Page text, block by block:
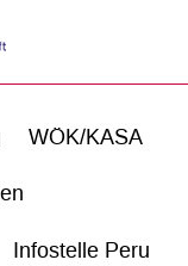
WÖK/KASA
Infostelle Peru